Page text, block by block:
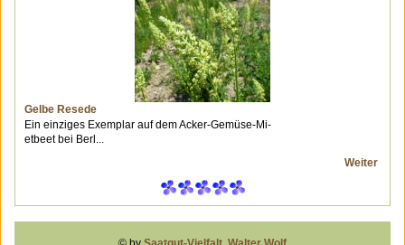
Gelbe Resede
Ein einziges Exemplar auf dem Acker-Gemüse-Mi-
etbeet bei Berl...
Weiter